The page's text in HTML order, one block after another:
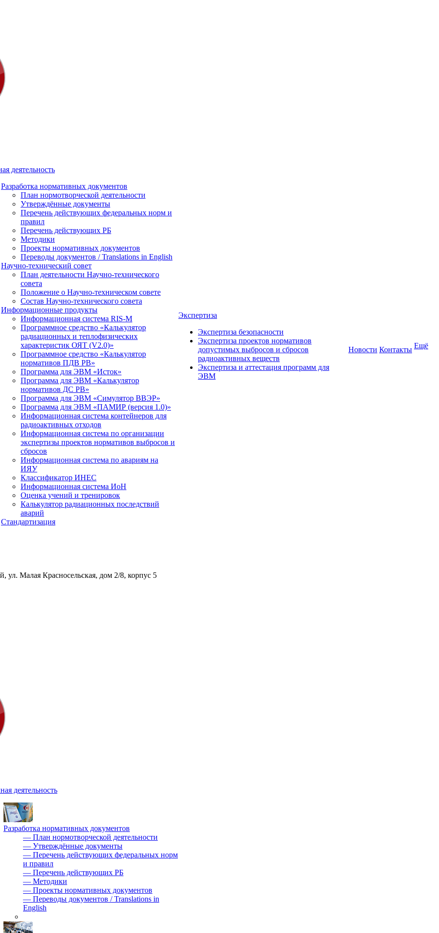
деятельность
Разработка нормативных документов
План нормотворческой деятельности
Утверждённые документы
Перечень действующих федеральных норм и
правил
Перечень действующих РБ
Методики
Проекты нормативных документов
Переводы документов / Translations in English
Научно-технический совет
План деятельности Научно-технического
совета
Положение о Научно-техническом совете
Состав Научно-технического совета
Информационные продукты
Информационная система RIS-M
Программное средство «Калькулятор
радиационных и теплофизических
характеристик ОЯТ (V2.0)»
Программное средство «Калькулятор
нормативов ПДВ РВ»
Программа для ЭВМ «Исток»
Программа для ЭВМ «Калькулятор
нормативов ДС РВ»
Программа для ЭВМ «Симулятор ВВЭР»
Программа для ЭВМ «ПАМИР (версия 1.0)»
Информационная система контейнеров для
радиоактивных отходов
Информационная система по организации
экспертизы проектов нормативов выбросов и
сбросов
Информационная система по авариям на
ИЯУ
Классификатор ИНЕС
Информационная система ИоН
Оценка учений и тренировок
Калькулятор радиационных последствий
аварий
Стандартизация
Экспертиза
Экспертиза безопасности
Экспертиза проектов нормативов
допустимых выбросов и сбросов
радиоактивных веществ
Экспертиза и аттестация программ для
ЭВМ
Новости Контакты Ещё
ул. Малая Красносельская, дом 2/8, корпус 5
деятельность
Разработка нормативных документов
— План нормотворческой деятельности
— Утверждённые документы
— Перечень действующих федеральных норм
и правил
— Перечень действующих РБ
— Методики
— Проекты нормативных документов
— Переводы документов / Translations in
English